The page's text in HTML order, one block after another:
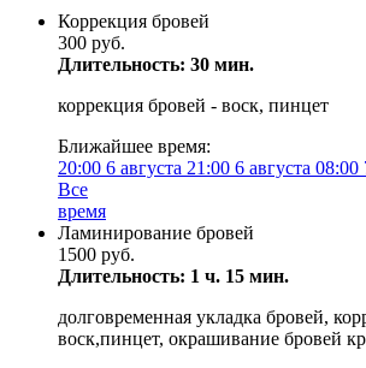
Коррекция бровей
300 руб.
Длительность: 30 мин.
коррекция бровей - воск, пинцет
Ближайшее время:
20:00 6 августа 21:00 6 августа 08:00
Все
время
Ламинирование бровей
1500 руб.
Длительность: 1 ч. 15 мин.
долговременная укладка бровей,
воск,пинцет, окрашивание бровей